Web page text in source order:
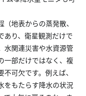
地表からの蒸発散、
あり、衛星観測だけで
水関連災害や水資源管
一部だけではなく、複
可欠です。例えば、
をもたらす降水の状況